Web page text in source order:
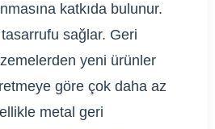
katkıda bulunur.
sağlar. Geri
yeni ürünler
göre çok daha az
metal geri